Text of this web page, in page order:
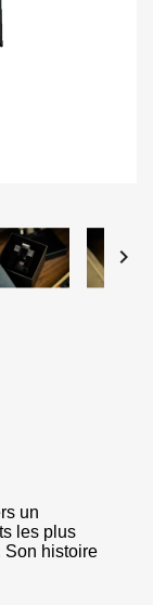

un
les plus
Son histoire